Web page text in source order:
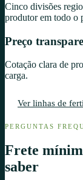
Cinco divisões
produtor em todo o
Preço
Cotação clara de
carga.
Ver linhas de
PERGUNTAS
Frete
saber